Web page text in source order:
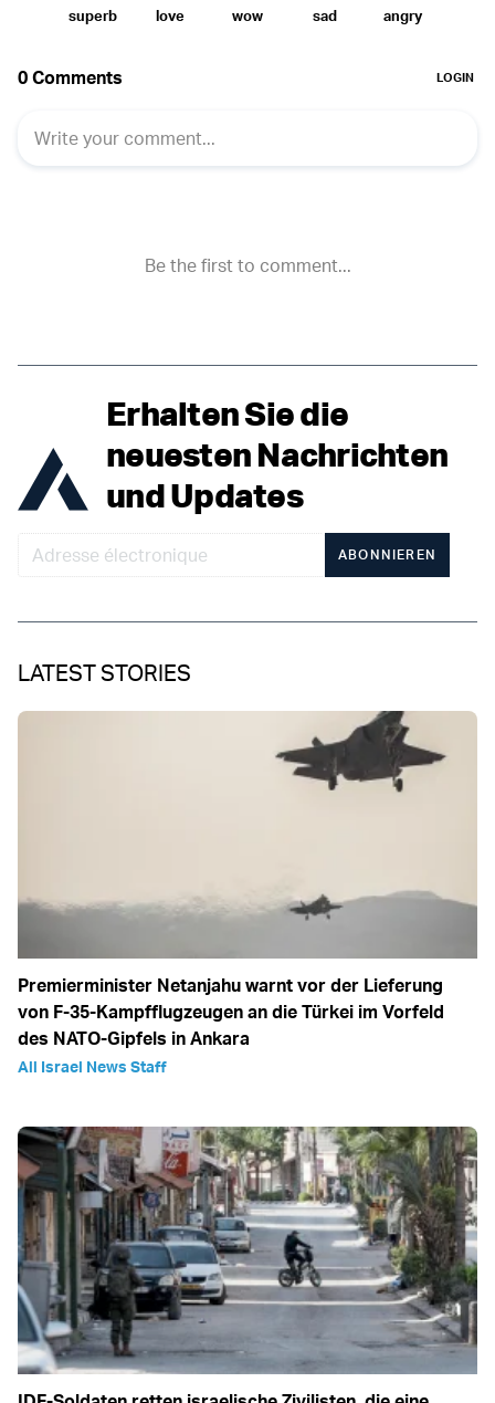
Erhalten Sie die
neuesten Nachrichten
und Updates
ABONNIEREN
LATEST STORIES
Premierminister Netanjahu warnt vor der Lieferung
von F-35-Kampfflugzeugen an die Türkei im Vorfeld
des NATO-Gipfels in Ankara
All Israel News Staff